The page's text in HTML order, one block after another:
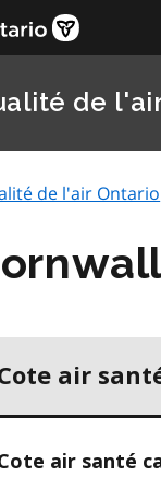
de
de l'air Ontario
air
air santé